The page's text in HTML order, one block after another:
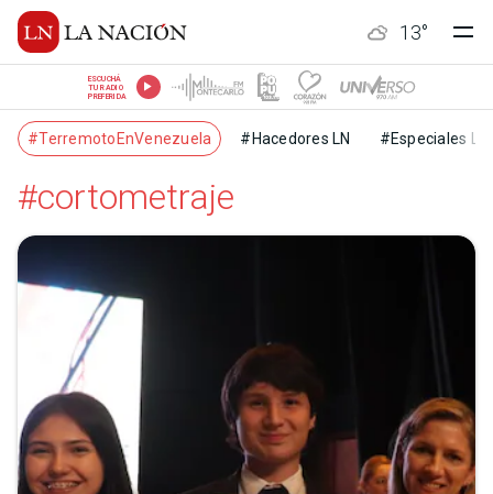
13°
ESCUCHÁ
TU RADIO
PREFERIDA
#TerremotoEnVenezuela #Hacedores LN #Especiales LN
#cortometraje